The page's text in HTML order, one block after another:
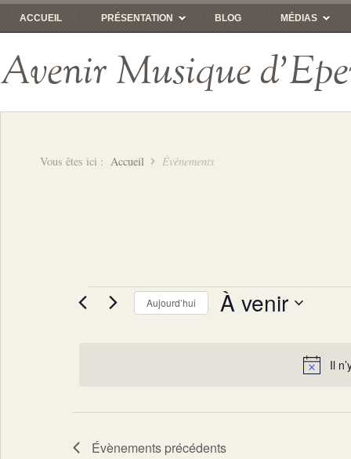
ACCUEIL PRÉSENTATION BLOG MÉDIAS
Avenir Musique
Vous êtes ici : Accueil Évènements
Évènements
Il
Aujourd’hui À venir
Évènements précédents